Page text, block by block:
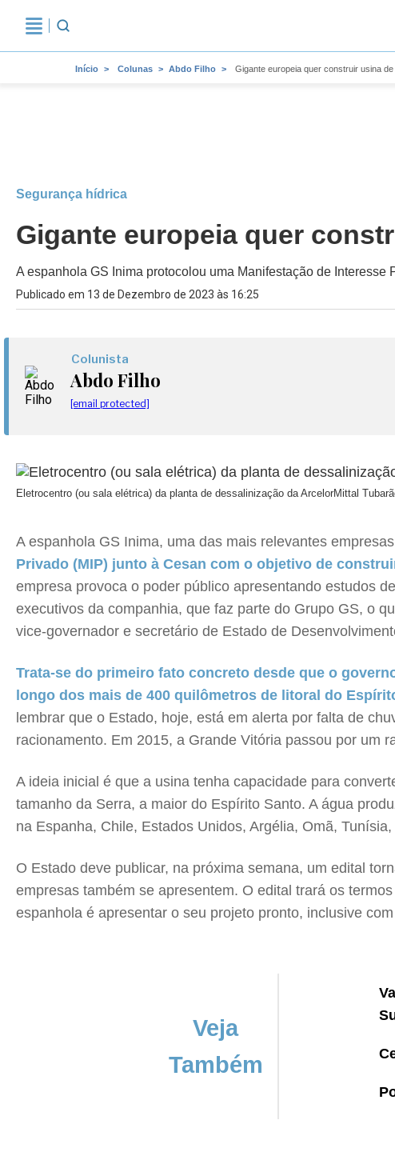
Início Colunas Abdo Filho Gigante europeia quer construir usina
Segurança hídrica
Gigante europeia quer
A espanhola GS Inima protocolou uma Manifestação de
Publicado em 13 de Dezembro de 2023 às 16:25
Colunista
Abdo Filho
[email protected]
Eletrocentro (ou sala elétrica) da planta de dessalinização da ArcelorMittal
A espanhola GS Inima, uma das mais relevantes
Privado (MIP) junto à Cesan com o objetivo de
empresa provoca o poder público apresentando estudos
executivos da companhia, que faz parte do Grupo GS, o
vice-governador e secretário de Estado de
Trata-se do primeiro fato concreto desde que o
longo dos mais de 400 quilômetros de litoral do
lembrar que o Estado, hoje, está em alerta por falta de
racionamento. Em 2015, a Grande Vitória passou por um
A ideia inicial é que a usina tenha capacidade para
tamanho da Serra, a maior do Espírito Santo. A água
na Espanha, Chile, Estados Unidos, Argélia, Omã,
O Estado deve publicar, na próxima semana, um edital
empresas também se apresentem. O edital trará os
espanhola é apresentar o seu projeto pronto, inclusive
Veja
Também